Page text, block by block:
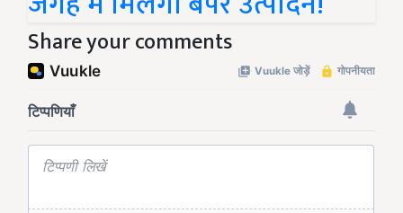
Share your comments